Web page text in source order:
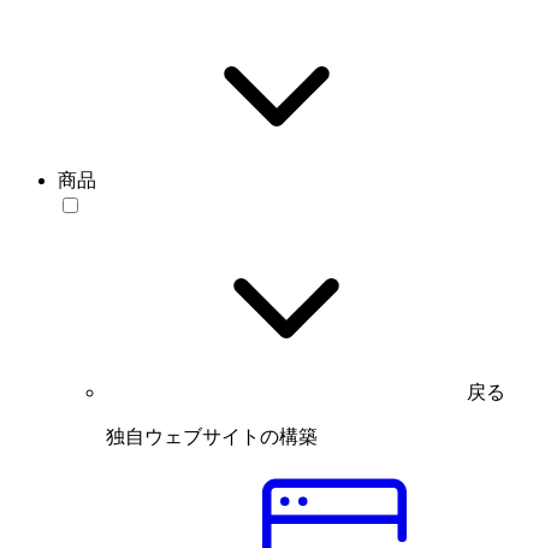
商品
戻る
独自ウェブサイトの構築